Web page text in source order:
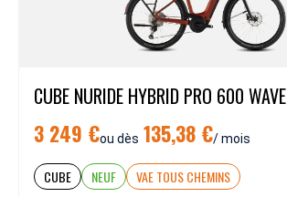
CUBE NURIDE HYBRID PRO 600 WAVE
3 249 €ou dès 135,38 €/ mois
CUBE NEUF VAE TOUS CHEMINS